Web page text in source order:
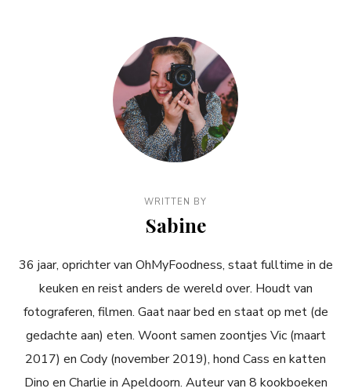
WRITTEN BY
Sabine
36 jaar, oprichter van OhMyFoodness, staat fulltime in de
keuken en reist anders de wereld over. Houdt van
fotograferen, filmen. Gaat naar bed en staat op met (de
gedachte aan) eten. Woont samen zoontjes Vic (maart
2017) en Cody (november 2019), hond Cass en katten
Dino en Charlie in Apeldoorn. Auteur van 8 kookboeken